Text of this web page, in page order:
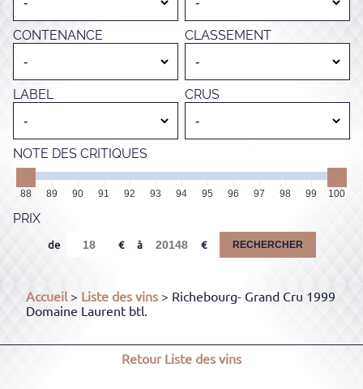
CONTENANCE CLASSEMENT
LABEL CRUS
NOTE DES CRITIQUES
88 89 90 91 92 93 94 95 96 97 98 99 100
PRIX
de à RECHERCHER
Accueil> Liste des vins > Richebourg- Grand Cru 1999
Domaine Laurent btl.
RetourListe des vins